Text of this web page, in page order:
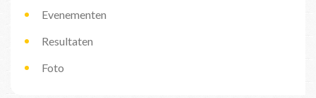
Evenementen
Resultaten
Foto